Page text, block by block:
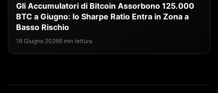
Gli Accumulatori di Bitcoin Assorbono 125.000
BTC a Giugno: lo Sharpe Ratio Entra in Zona a
Basso Rischio
16 Giugno 20266 min lettura